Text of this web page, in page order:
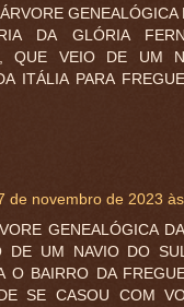
GENEALÓGICA
DA GLÓRIA
, QUE VEIO DE UM
ITÁLIA PARA
de novembro de 2023
GENEALÓGICA
DE UM NAVIO DO
O BAIRRO DA
SE CASOU COM